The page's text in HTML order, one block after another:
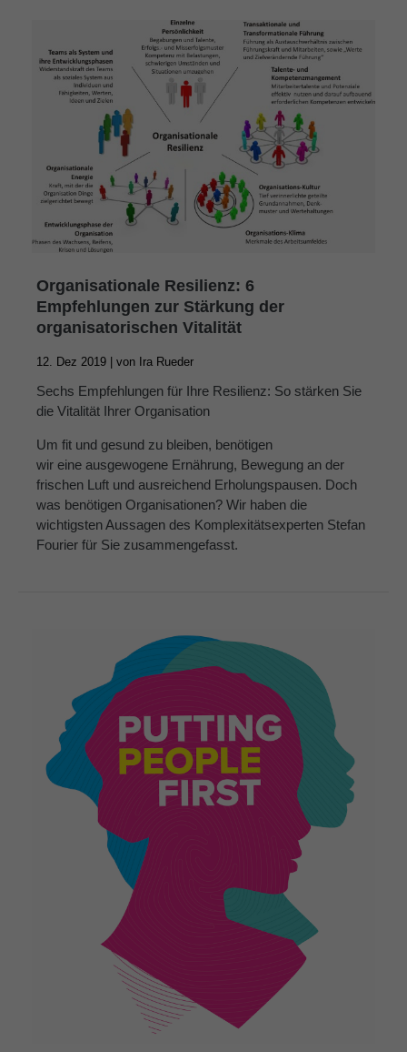
Organisationale Resilienz: 6
Empfehlungen zur Stärkung der
organisatorischen Vitalität
12. Dez 2019 | von Ira Rueder
Sechs Empfehlungen für Ihre Resilienz: So stärken Sie
die Vitalität Ihrer Organisation
Um fit und gesund zu bleiben, benötigen
wir eine ausgewogene Ernährung, Bewegung an der
frischen Luft und ausreichend Erholungspausen. Doch
was benötigen Organisationen? Wir haben die
wichtigsten Aussagen des Komplexitätsexperten Stefan
Fourier für Sie zusammengefasst.